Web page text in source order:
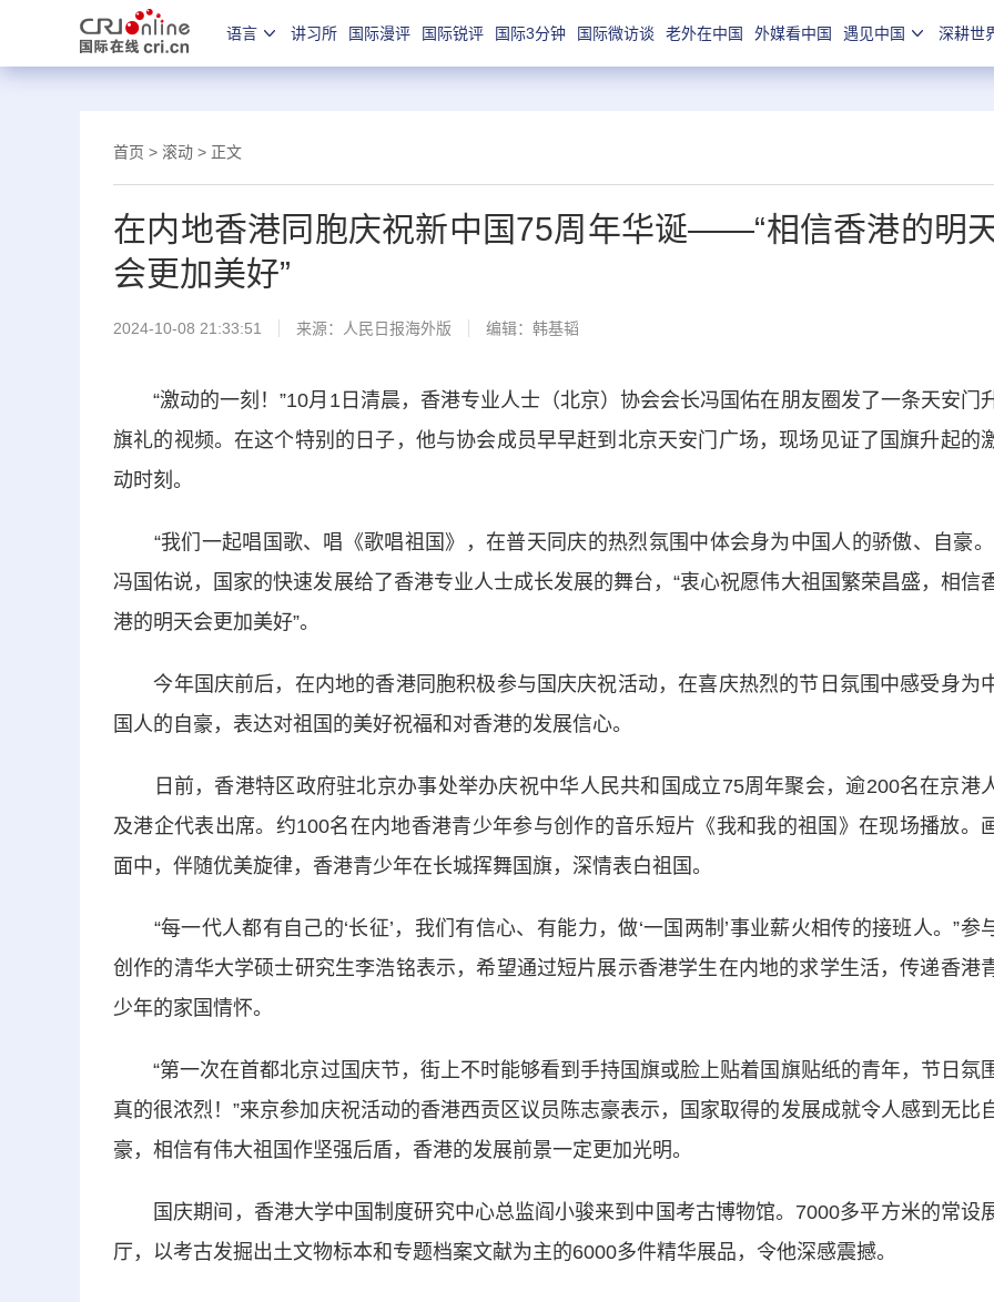
语言 讲习所 国际漫评 国际锐评 国际3分钟 国际微访谈 老外在中国 外媒看中国 遇见中国 深耕世
首页 > 滚动 > 正文
在内地香港同胞庆祝新中国75周年华诞——“相信香港的明
会更加美好”
2024-10-08 21:33:51 来源： 人民日报海外版 编辑：韩基韬
“激动的一刻！”10月1日清晨，香港专业人士（北京）协会会长冯国佑在朋友圈发了一条天安门
旗礼的视频。在这个特别的日子，他与协会成员早早赶到北京天安门广场，现场见证了国旗升起的
动时刻。
“我们一起唱国歌、唱《歌唱祖国》，在普天同庆的热烈氛围中体会身为中国人的骄傲、自豪。
冯国佑说，国家的快速发展给了香港专业人士成长发展的舞台，“衷心祝愿伟大祖国繁荣昌盛，相信
港的明天会更加美好”。
今年国庆前后，在内地的香港同胞积极参与国庆庆祝活动，在喜庆热烈的节日氛围中感受身为
国人的自豪，表达对祖国的美好祝福和对香港的发展信心。
日前，香港特区政府驻北京办事处举办庆祝中华人民共和国成立75周年聚会，逾200名在京港
及港企代表出席。约100名在内地香港青少年参与创作的音乐短片《我和我的祖国》在现场播放。
面中，伴随优美旋律，香港青少年在长城挥舞国旗，深情表白祖国。
“每一代人都有自己的‘长征’，我们有信心、有能力，做‘一国两制’事业薪火相传的接班人。”参
创作的清华大学硕士研究生李浩铭表示，希望通过短片展示香港学生在内地的求学生活，传递香港
少年的家国情怀。
“第一次在首都北京过国庆节，街上不时能够看到手持国旗或脸上贴着国旗贴纸的青年，节日氛
真的很浓烈！”来京参加庆祝活动的香港西贡区议员陈志豪表示，国家取得的发展成就令人感到无比
豪，相信有伟大祖国作坚强后盾，香港的发展前景一定更加光明。
国庆期间，香港大学中国制度研究中心总监阎小骏来到中国考古博物馆。7000多平方米的常设
厅，以考古发掘出土文物标本和专题档案文献为主的6000多件精华展品，令他深感震撼。